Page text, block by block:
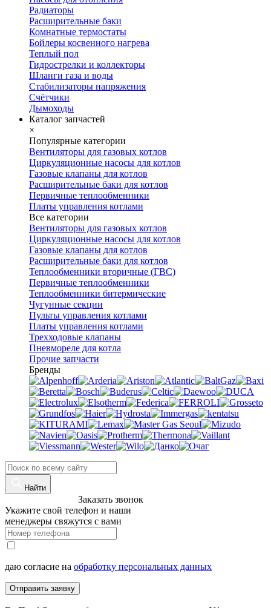
Радиаторы
Расширительные баки
Комнатные термостаты
Бойлеры косвенного нагрева
Теплый пол
Гидрострелки и коллекторы
Шланги газа и воды
Стабилизаторы напряжения
Счётчики
Дымоходы
Каталог запчастей
×
Популярные категории
Вентиляторы для газовых котлов
Циркуляционные насосы для котлов
Газовые клапаны для котлов
Расширительные баки для котлов
Первичные теплообменники
Платы управления котлами
Все категории
Вентиляторы для газовых котлов
Циркуляционные насосы для котлов
Газовые клапаны для котлов
Расширительные баки для котлов
Теплообменники вторичные (ГВС)
Первичные теплообменники
Теплообменники битермические
Чугунные секции
Пульты управления котлами
Платы управления котлами
Трехходовые клапаны
Пневмореле для котла
Прочие запчасти
Бренды
Найти
Заказать звонок
Укажите свой телефон и наши
менеджеры свяжутся с вами
даю согласие на обработку персональных данных
Отправить заявку